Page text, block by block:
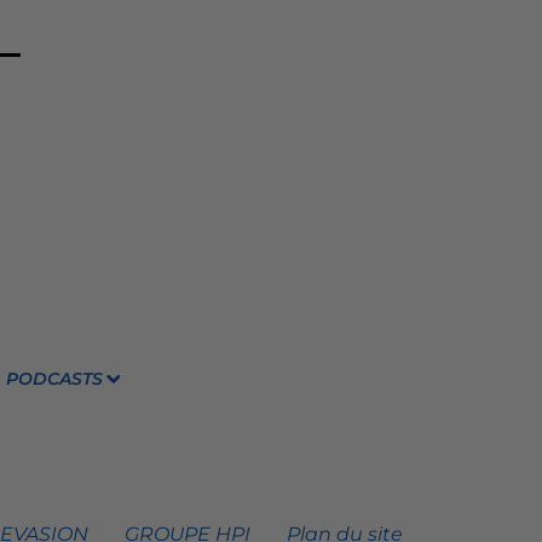
PODCASTS
GROUPE HPI Plan du site